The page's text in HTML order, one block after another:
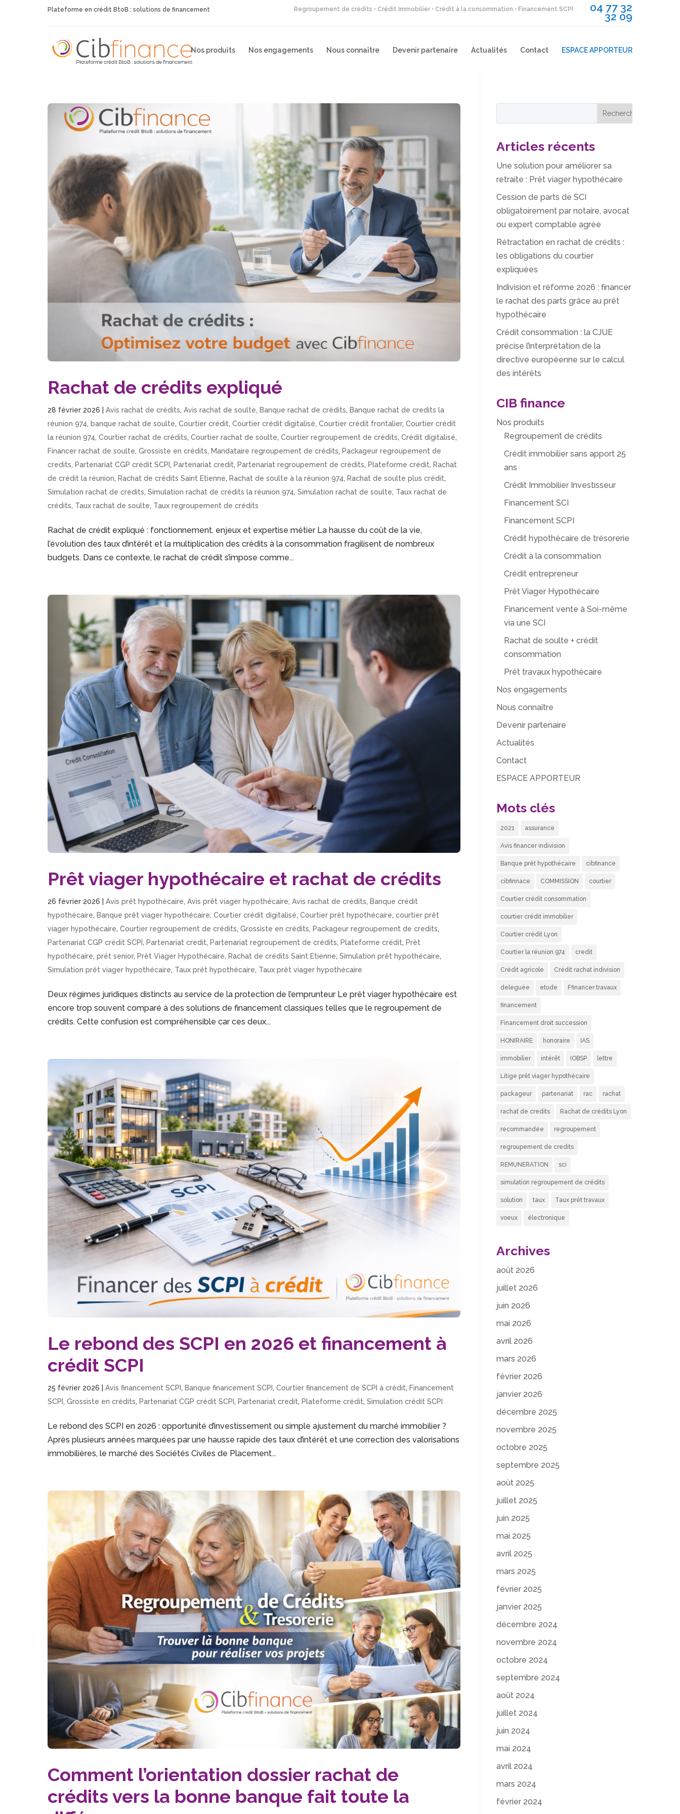
Plateforme en crédit BtoB : solutions de financement Regroupement de crédits • Crédit Immobilier • Crédit à la consommation • Financement SCPI 04 77 32
32 09
Nos produits Nos engagements Nous connaître Devenir partenaire Actualités Contact ESPACE APPORTEUR
Rachat de crédits expliqué
28 février 2026 |Avis rachat de crédits,Avis rachat de soulte, Banque rachat de crédits, Banque rachat de credits la
réunion 974, banque rachat de soulte,Courtier crédit,Courtier crédit digitalisé,Courtier crédit frontalier,Courtier crédit
la réunion 974,Courtier rachat de crédits,Courtier rachat de soulte,Courtier regroupement de crédits,Crédit digitalisé,
Financer rachat de soulte,Grossiste en crédits, Mandataire regroupement de crédits, Packageur regroupement de
credits, Partenariat CGP crédit SCPI , Partenariat credit, Partenariat regroupement de crédits, Plateforme crédit, Rachat
de crédit la réunion, Rachat de crédits Saint Etienne, Rachat de soulte à la réunion 974, Rachat de soulte plus crédit,
Simulation rachat de crédits,Simulation rachat de crédits la réunion 974,Simulation rachat de soulte, Taux rachat de
crédits, Taux rachat de soulte, Taux regroupement de crédits
Rachat de crédit expliqué : fonctionnement, enjeux et expertise métier La hausse du coût de la vie,
l’évolution des taux d’intérêt et la multiplication des crédits à la consommation fragilisent de nombreux
budgets. Dans ce contexte, le rachat de crédit s’impose comme...
Prêt viager hypothécaire et rachat de crédits
26 février 2026 |Avis prêt hypothécaire,Avis prêt viager hypothécaire,Avis rachat de crédits, Banque crédit
hypothécaire, Banque prêt viager hypothécaire,Courtier crédit digitalisé,Courtier prêt hypothécaire,courtier prêt
viager hypothécaire,Courtier regroupement de crédits,Grossiste en crédits, Packageur regroupement de credits,
Partenariat CGP crédit SCPI, Partenariat credit, Partenariat regroupement de crédits, Plateforme crédit, Prêt
hypothécaire,prêt senior, Prêt Viager Hypothécaire, Rachat de crédits Saint Etienne,Simulation prêt hypothécaire,
Simulation prêt viager hypothécaire, Taux prêt hypothécaire, Taux prêt viager hypothécaire
Deux régimes juridiques distincts au service de la protection de l’emprunteur Le prêt viager hypothécaire est
encore trop souvent comparé à des solutions de financement classiques telles que le regroupement de
crédits. Cette confusion est compréhensible car ces deux...
Le rebond des SCPI en 2026 et financement à
crédit SCPI
25 février 2026 |Avis financement SCPI,Banque financement SCPI,Courtier financement de SCPI à crédit,Financement
SCPI,Grossiste en crédits,Partenariat CGP crédit SCPI,Partenariat credit,Plateforme crédit,Simulation crédit SCPI
Le rebond des SCPI en 2026 : opportunité d’investissement ou simple ajustement du marché immobilier ?
Après plusieurs années marquées par une hausse rapide des taux d’intérêt et une correction des valorisations
immobilières, le marché des Sociétés Civiles de Placement...
Comment l’orientation dossier rachat de
crédits vers la bonne banque fait toute la
Articles récents
Une solution pour améliorer sa
retraite : Prêt viager hypothécaire
Cession de parts de SCI
obligatoirement par notaire, avocat
ou expert comptable agrée
Rétractation en rachat de crédits :
les obligations du courtier
expliquées
Indivision et réforme 2026 : financer
le rachat des parts grâce au prêt
hypothécaire
Crédit consommation : la CJUE
précise l’interprétation de la
directive européenne sur le calcul
des intérêts
CIB finance
Nos produits
Regroupement de crédits
Crédit immobilier sans apport 25
ans
Crédit Immobilier Investisseur
Financement SCI
Financement SCPI
Crédit hypothécaire de trésorerie
Crédit à la consommation
Crédit entrepreneur
Prêt Viager Hypothécaire
Financement vente à Soi-même
via une SCI
Rachat de soulte + crédit
consommation
Prêt travaux hypothécaire
Nos engagements
Nous connaître
Devenir partenaire
Actualités
Contact
ESPACE APPORTEUR
Mots clés
2021 assurance
Avis financer indivision
Banque prêt hypothécaire cibfinance
cibfinnace COMMISSION courtier
Courtier crédit consommation
courtier crédit immobilier
Courtier crédit Lyon
Courtier la réunion 974 credit
Crédit agricole Crédit rachat indivision
deleguée etude Ffinancer travaux
financement
Financement droit succession
HONIRAIRE honoraire IAS
immobilier intérêt IOBSP lettre
Litige prêt viager hypothécaire
packageur partenariat rac rachat
rachat de credits Rachat de crédits Lyon
recommandée regroupement
regroupement de credits
REMUNERATION sci
simulation regroupement de crédits
solution taux Taux prêt travaux
voeux électronique
Archives
août 2026
juillet 2026
juin 2026
mai 2026
avril 2026
mars 2026
février 2026
janvier 2026
décembre 2025
novembre 2025
octobre 2025
septembre 2025
août 2025
juillet 2025
juin 2025
mai 2025
avril 2025
mars 2025
février 2025
janvier 2025
décembre 2024
novembre 2024
octobre 2024
septembre 2024
août 2024
juillet 2024
juin 2024
mai 2024
avril 2024
mars 2024
février 2024